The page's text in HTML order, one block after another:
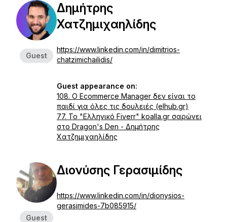
Guest
Δημήτρης
Χατζημιχαηλίδης
https://www.linkedin.com/in/dimitrios-
chatzimichailidis/
Guest appearance on:
108. Ο Ecommerce Manager δεν είναι το
παιδί για όλες τις δουλειές (elhub.gr)
77. Το "Ελληνικό Fiverr" koalla.gr σαρώνει
στο Dragon's Den - Δημήτρης
Χατζημιχαηλίδης
Guest
Διονύσης Γερασιμίδης
https://www.linkedin.com/in/dionysios-
gerasimides-7b085915/